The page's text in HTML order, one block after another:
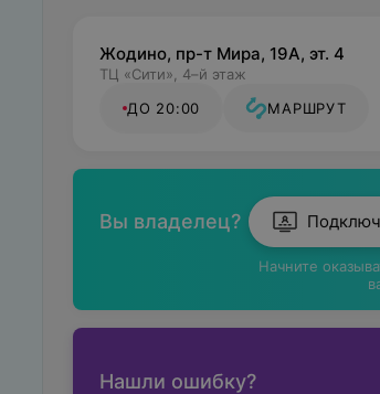
Жодино, пр-т Мира, 19А, эт. 4
ТЦ «Сити», 4–й этаж
ДО 20:00
МАРШРУТ
Вы владелец?
Начните
Нашли ошибку?